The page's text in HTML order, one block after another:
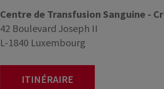
Centre de Transfusion Sanguine -
42 Boulevard Joseph II
L-1840 Luxembourg
ITINÉRAIRE